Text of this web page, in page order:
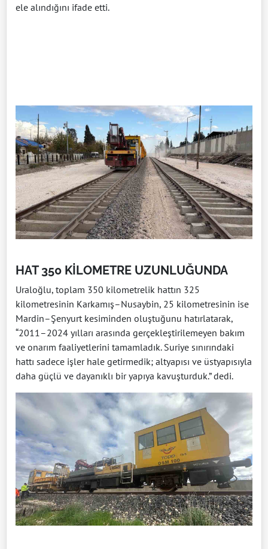
ele alındığını ifade etti.
HAT 350 KİLOMETRE UZUNLUĞUNDA
Uraloğlu, toplam 350 kilometrelik hattın 325
kilometresinin Karkamış–Nusaybin, 25 kilometresinin ise
Mardin–Şenyurt kesiminden oluştuğunu hatırlatarak,
“2011–2024 yılları arasında gerçekleştirilemeyen bakım
ve onarım faaliyetlerini tamamladık. Suriye sınırındaki
hattı sadece işler hale getirmedik; altyapısı ve üstyapısıyla
daha güçlü ve dayanıklı bir yapıya kavuşturduk.” dedi.